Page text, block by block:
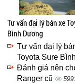
Tư vấn đại lý bán xe
Bình Dương
Tư vấn đại lý
Toyota Sure
Đánh giá nên
Ranger cũ